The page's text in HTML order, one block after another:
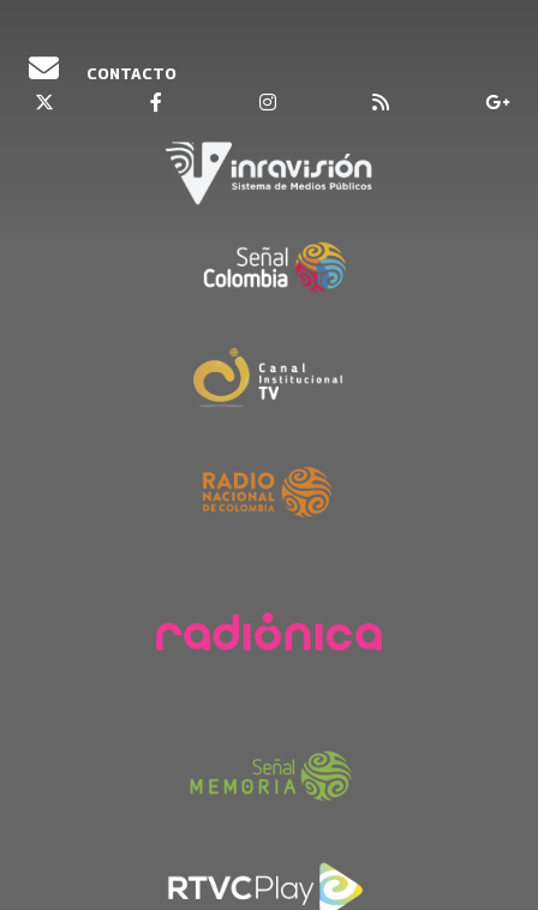
CONTACTO